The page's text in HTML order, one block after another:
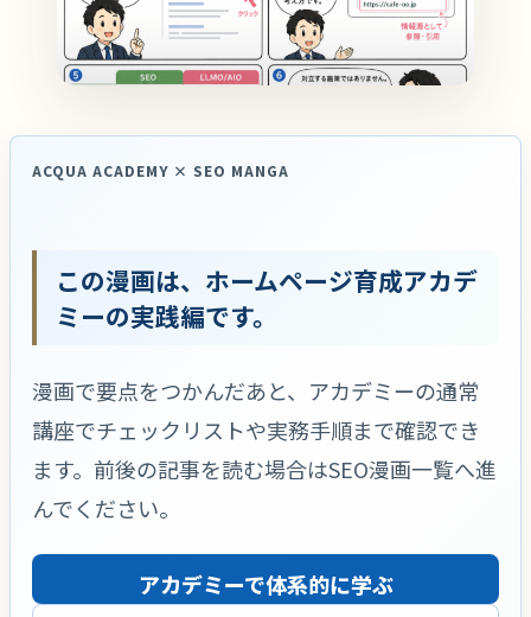
ACQUA ACADEMY × SEO MANGA
この漫画は、ホームページ育成アカデ
ミーの実践編です。
漫画で要点をつかんだあと、アカデミーの通常
講座でチェックリストや実務手順まで確認でき
ます。前後の記事を読む場合はSEO漫画一覧へ進
んでください。
アカデミーで体系的に学ぶ